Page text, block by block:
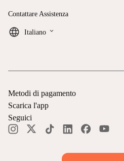
Contattare Assistenza
Italiano keyboard_arrow_down
Metodi di pagamento
Scarica l'app
Seguici